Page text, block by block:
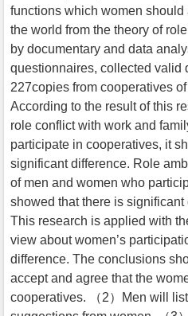
functions which women
the world from the theory of
by documentary and data
questionnaires, collected valid
227copies from cooperatives
According to the result of this
role conflict with work and
participate in cooperatives, it
significant difference. Role
of men and women who
showed that there is significant
This research is applied with
view about women’s
difference. The conclusions
accept and agree that the
cooperatives. （2）Men will